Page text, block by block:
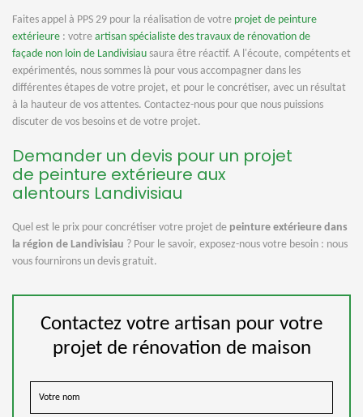
Faites appel à PPS 29 pour la réalisation de votre projet de peinture
extérieure : votre artisan spécialiste des travaux de rénovation de
façade non loin de Landivisiau saura être réactif. A l'écoute, compétents et
expérimentés, nous sommes là pour vous accompagner dans les
différentes étapes de votre projet, et pour le concrétiser, avec un résultat
à la hauteur de vos attentes. Contactez-nous pour que nous puissions
discuter de vos besoins et de votre projet.
Demander un devis pour un projet
de peinture extérieure aux
alentours Landivisiau
Quel est le prix pour concrétiser votre projet de peinture extérieure dans
la région de Landivisiau ? Pour le savoir, exposez-nous votre besoin : nous
vous fournirons un devis gratuit.
Contactez votre artisan pour votre
projet de rénovation de maison